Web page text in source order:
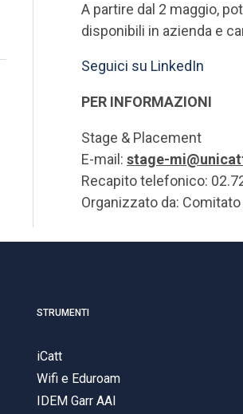
A partire dal 2 maggio,
disponibili in azienda e
Seguici su LinkedIn
PER INFORMAZIONI
Stage & Placement
E-mail: stage-
Recapito telefonico:
Organizzato da:
STRUMENTI
iCatt
Wifi e Eduroam
IDEM Garr AAI